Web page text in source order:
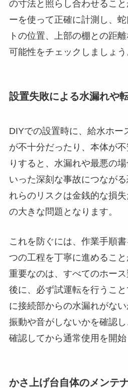
の寸法と照らし合わせるこ
ーを使って正確に計測し、
トの位置、上部の棚との距
可能性をチェックしましょう
設置失敗による水漏れや
DIYでの設置時に、給水ホー
が不十分だったり、本体が
りすると、水漏れや最悪の
いった深刻な事故につなが
れらのリスクは金銭的な損
の大きな問題となります。
これを防ぐには、作業手順
つの工程を丁寧に進めるこ
重要なのは、すべてのホー
後に、必ず試運転を行うこ
に接続部からの水漏れがな
振動や音がしないかを確認
確認してから通常使用を開始
かさ上げ台自体のメンテ